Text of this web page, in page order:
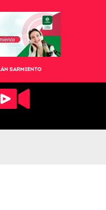
SARMIENTO